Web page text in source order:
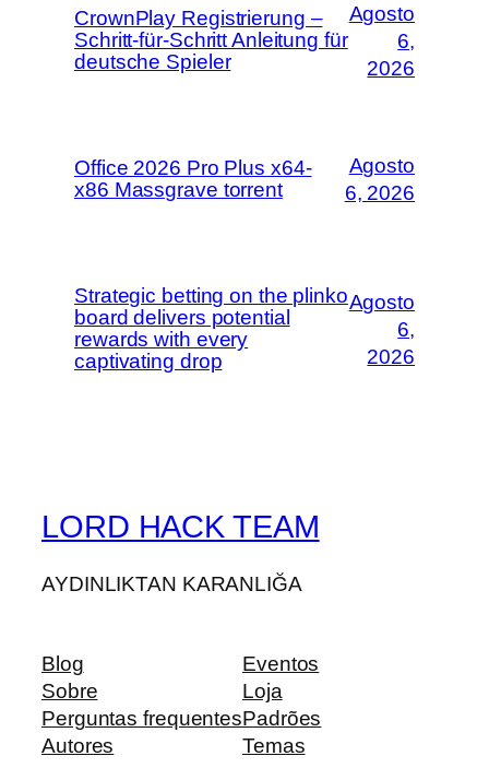
CrownPlay Registrierung –
Schritt‑für‑Schritt Anleitung für
deutsche Spieler
Agosto
6,
2026
Office 2026 Pro Plus x64-
x86 Massgrave torrent
Agosto
6, 2026
Strategic betting on the plinko
board delivers potential
rewards with every
captivating drop
Agosto
6,
2026
LORD HACK TEAM
AYDINLIKTAN KARANLIĞA
Blog
Sobre
Perguntas frequentes
Autores
Eventos
Loja
Padrões
Temas